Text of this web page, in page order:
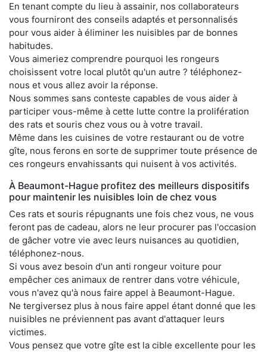
En tenant compte du lieu à assainir, nos collaborateurs
vous fourniront des conseils adaptés et personnalisés
pour vous aider à éliminer les nuisibles par de bonnes
habitudes.
Vous aimeriez comprendre pourquoi les rongeurs
choisissent votre local plutôt qu'un autre ? téléphonez-
nous et vous allez avoir la réponse.
Nous sommes sans conteste capables de vous aider à
participer vous-même à cette lutte contre la prolifération
des rats et souris chez vous ou à votre travail.
Même dans les cuisines de votre restaurant ou de votre
gîte, nous ferons en sorte de supprimer toute présence de
ces rongeurs envahissants qui nuisent à vos activités.
À Beaumont-Hague profitez des meilleurs dispositifs
pour maintenir les nuisibles loin de chez vous
Ces rats et souris répugnants une fois chez vous, ne vous
feront pas de cadeau, alors ne leur procurer pas l'occasion
de gâcher votre vie avec leurs nuisances au quotidien,
téléphonez-nous.
Si vous avez besoin d'un anti rongeur voiture pour
empêcher ces animaux de rentrer dans votre véhicule,
vous n'avez qu'à nous faire appel à Beaumont-Hague.
Ne tergiversez plus à nous faire appel étant donné que les
nuisibles ne préviennent pas avant d'attaquer leurs
victimes.
Vous pensez que votre gîte est la cible excellente pour les